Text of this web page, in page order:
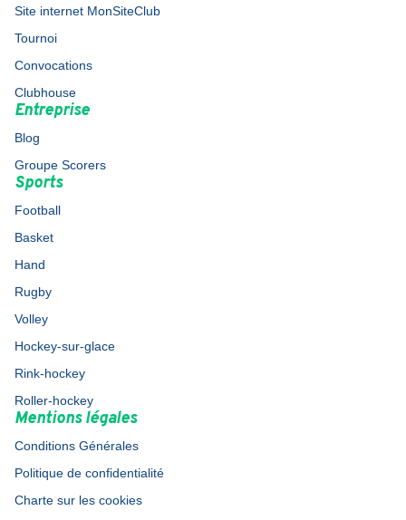
Site internet MonSiteClub
Tournoi
Convocations
Clubhouse
Entreprise
Blog
Groupe Scorers
Sports
Football
Basket
Hand
Rugby
Volley
Hockey-sur-glace
Rink-hockey
Roller-hockey
Mentions légales
Conditions Générales
Politique de confidentialité
Charte sur les cookies